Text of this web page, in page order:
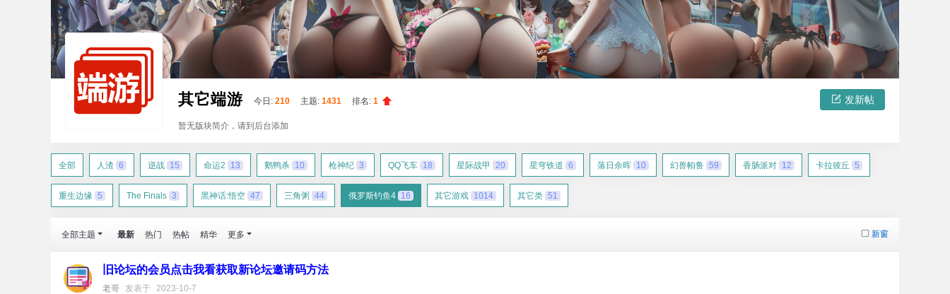
其它端游 今日: 210 主题: 1431 排名: 1 发新帖
暂无版块简介，请到后台添加
全部 人渣 6 逆战 15 命运2 13 鹅鸭杀 10 枪神纪 3 QQ飞车 18 星际战甲 20 星穹铁道 6 落日余晖 10 幻兽帕鲁 59 香肠派对 12 卡拉彼丘 5
重生边缘 5 The Finals 3 黑神话:悟空 47 三角粥 44 俄罗斯钓鱼4 16 其它游戏 1014 其它类 51
新窗
全部主题 最新 热门 热帖 精华 更多
旧论坛的会员点击我看获取新论坛邀请码方法
老哥 发表于 2023-10-7